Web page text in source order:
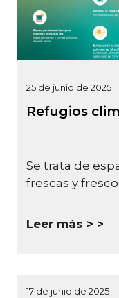
25 de junio de 2025
Refugios
Se trata de
frescas y
Leer más >
17 de junio de 2025